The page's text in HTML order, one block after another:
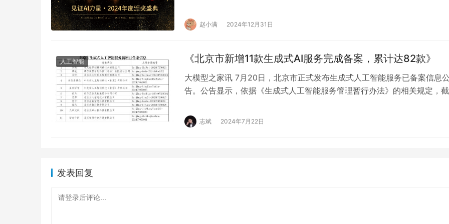
赵小满 2024年12月31日
人工智能 《北京市新增11款生成式AI服务完成备案，累计达82款》
大模型之家讯 7月20日，北京市正式发布生成式人工智能服务已备案信息
告。公告显示，依据《生成式人工智能服务管理暂行办法》的相关规定，
志斌 2024年7月22日
发表回复
请登录后评论...